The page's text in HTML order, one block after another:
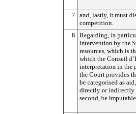
7
and, lastly, it must
competition.
8
Regarding, in
intervention by the
resources, which is
which the Conseil
interpretation in the
the Court provides
be categorised as
directly or indirectly
second, be